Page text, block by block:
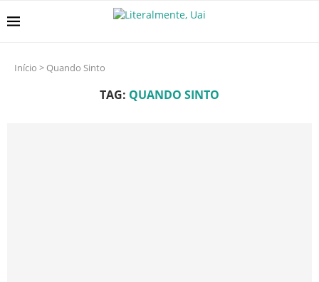
Início > Quando Sinto
TAG: QUANDO SINTO